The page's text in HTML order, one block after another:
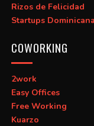
Rizos de Felicidad
Startups
COWORKING
2work
Easy Offices
Free Working
Kuarzo